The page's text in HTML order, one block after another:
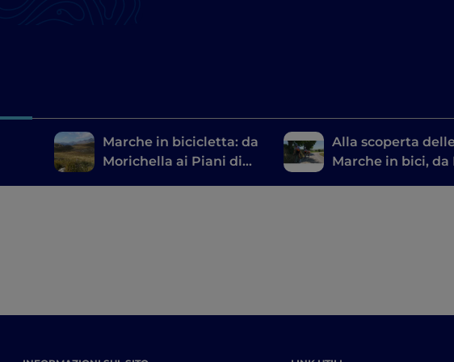
Marche in bicicletta: da
Morichella ai Piani di
Alla scoperta
Marche in bici, da